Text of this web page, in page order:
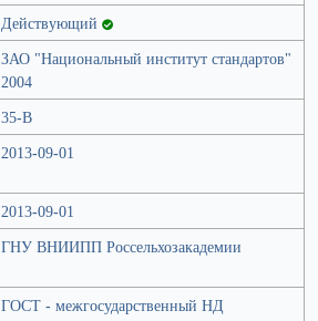
Действующий
ЗАО "Национальный институт стандартов"
2004
35-В
2013-09-01
2013-09-01
ГНУ ВНИИПП Россельхозакадемии
ГОСТ - межгосударственный НД